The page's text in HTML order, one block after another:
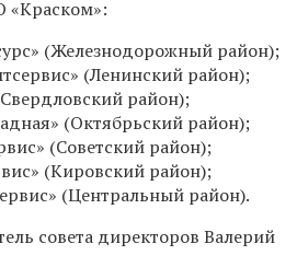
(Железнодорожный район);
(Ленинский район);
район);
(Октябрьский район);
(Советский район);
(Кировский район);
(Центральный район).
совета директоров Валерий